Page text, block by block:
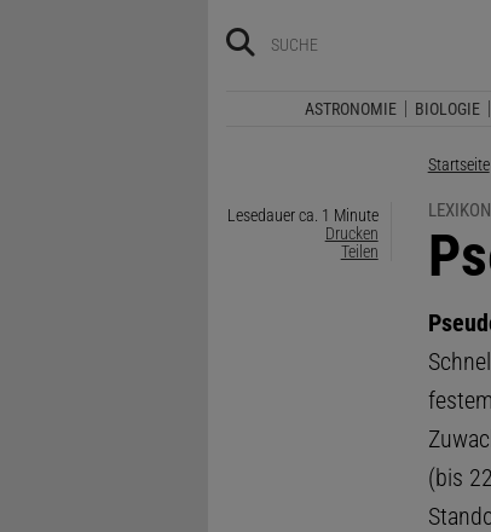
ASTRONOMIE BIOLOGIE
Startseite
Lesedauer ca. 1 Minute
Drucken
Teilen
:
(bis